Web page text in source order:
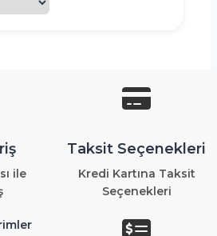
ile
Taksit Seçenekleri
Kredi Kartına Taksit
Seçenekleri